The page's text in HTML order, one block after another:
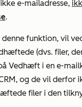
e-mailadresse,
.
denne funktion, vil
(dvs. filer,
Vedhæft i en e-
og de vil derfor
filer i den